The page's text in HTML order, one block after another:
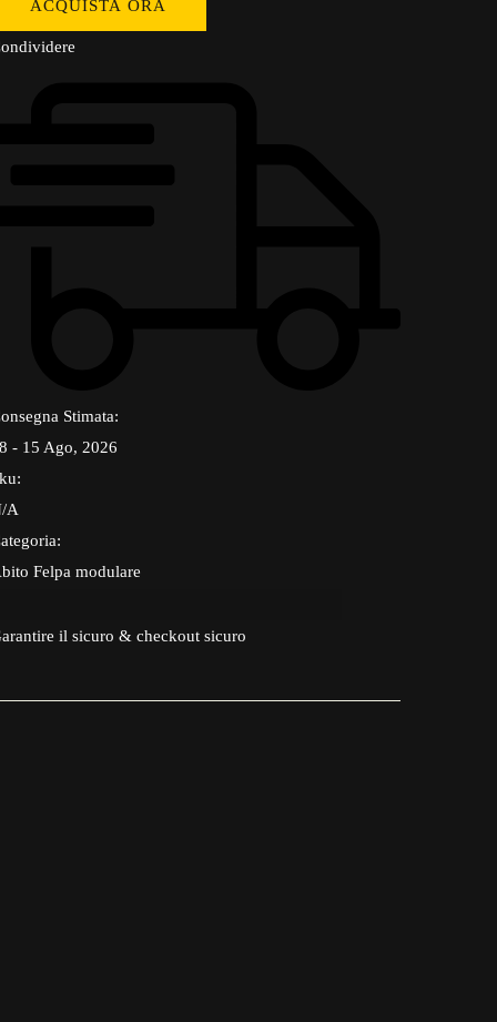
ACQUISTA ORA
Stimata:
- 15 Ago, 2026
A
Felpa modulare
il sicuro & checkout sicuro